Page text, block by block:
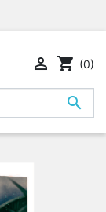

 shopping_cart (0)